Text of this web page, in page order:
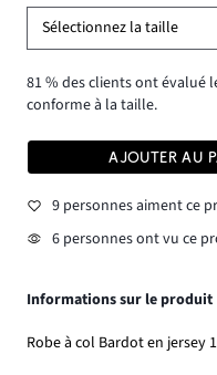
Sélectionnez la taille
81 % des clients ont évalué
conforme à la taille.
AJOUTER AU
9 personnes aiment ce
6 personnes ont vu ce
Informations sur le produit
Robe à col Bardot en jersey